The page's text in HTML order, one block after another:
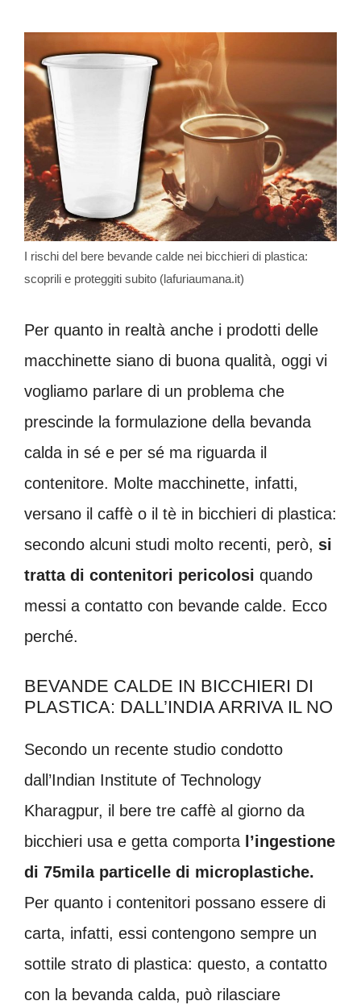
I rischi del bere bevande calde nei bicchieri di plastica:
scoprili e proteggiti subito (lafuriaumana.it)
Per quanto in realtà anche i prodotti delle
macchinette siano di buona qualità, oggi vi
vogliamo parlare di un problema che
prescinde la formulazione della bevanda
calda in sé e per sé ma riguarda il
contenitore. Molte macchinette, infatti,
versano il caffè o il tè in bicchieri di plastica:
secondo alcuni studi molto recenti, però, si
tratta di contenitori pericolosi quando
messi a contatto con bevande calde. Ecco
perché.
BEVANDE CALDE IN BICCHIERI DI
PLASTICA: DALL’INDIA ARRIVA IL NO
Secondo un recente studio condotto
dall’Indian Institute of Technology
Kharagpur, il bere tre caffè al giorno da
bicchieri usa e getta comporta l’ingestione
di 75mila particelle di microplastiche.
Per quanto i contenitori possano essere di
carta, infatti, essi contengono sempre un
sottile strato di plastica: questo, a contatto
con la bevanda calda, può rilasciare